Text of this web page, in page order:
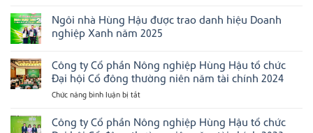
các
bảng
xếp
nghiệp
uy
tín
hàng
Nam
hành
Ngôi
nhà
được
vinh
danh
tại
Ceo
2025
bình
luận
ở
Công
ty
CP
Nông
Hậu
được
Ngôi nhà Hùng Hậu được trao danh hiệu Doanh
nghiệp Xanh năm 2025
bình
luận
ở
Ngôi
Hậu
được
Công ty Cổ phần Nông nghiệp Hùng Hậu tổ chức
Đại hội Cổ đông thường niên năm tài chính 2024
Chức năng bình luận bị tắt
ty
Công ty Cổ phần Nông nghiệp Hùng Hậu tổ chức